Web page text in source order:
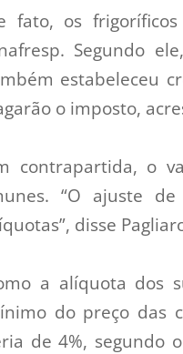
fato, os
Segundo
estabeleceu
o imposto,
contrapartida, o
“O ajuste
disse
a alíquota dos
do preço das
de 4%, segundo